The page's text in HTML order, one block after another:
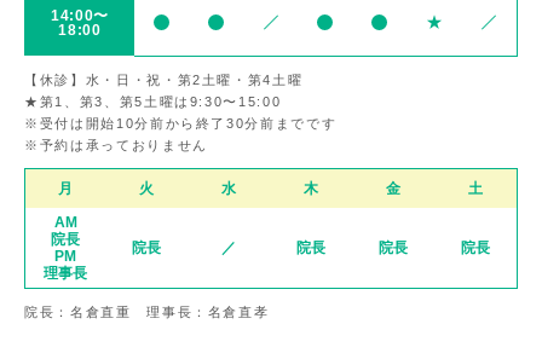
14:00〜
18:00
【休診】水・日・祝・第2土曜・第4土曜
★第1、第3、第5土曜は9:30〜15:00
※受付は開始10分前から終了30分前までです
※予約は承っておりません
月 火 水 木 金
土
AM
院長
PM
理事長
院長 ／ 院長 院長 院長
院長：名倉直重 理事長：名倉直孝